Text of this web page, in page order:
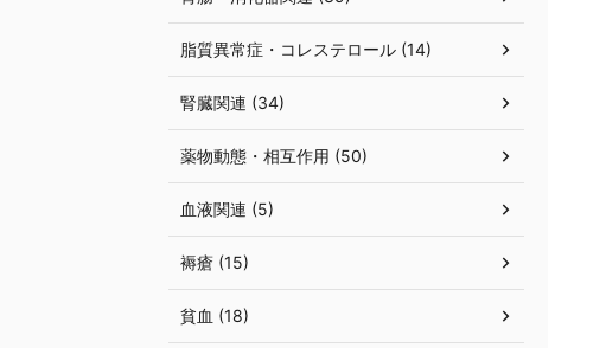
脂質異常症・コレステロール (14)
腎臓関連 (34)
薬物動態・相互作用 (50)
血液関連 (5)
褥瘡 (15)
貧血 (18)